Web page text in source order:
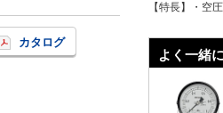
カタログ
【特長】・空
よく一緒